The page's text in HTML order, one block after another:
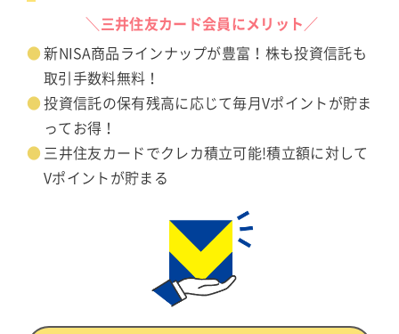
＼三井住友カード会員にメリット／
新NISA商品ラインナップが豊富！株も投資信託も
取引手数料無料！
投資信託の保有残高に応じて毎月Vポイントが貯ま
ってお得！
三井住友カードでクレカ積立可能!積立額に対して
Vポイントが貯まる